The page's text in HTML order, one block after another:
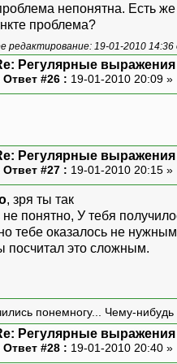
непонятна. Есть
проблема?
редактирование: 19-01-2010
Регулярные
Ответ #26 : 19-01-2010 20:09 »
Регулярные
Ответ #27 : 19-01-2010 20:15 »
, зря ты так
не понятно, У тебя
тебе оказалось не
посчитал это сложным.
понемногу... Чему-нибудь
Регулярные
Ответ #28 : 19-01-2010 20:40 »